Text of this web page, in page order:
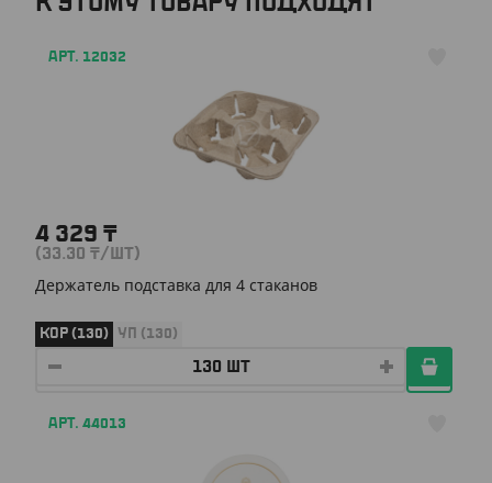
АРТ. 12032
4 329 ₸
(33.30 ₸/ШТ)
Держатель подставка для 4 стаканов
КОР (130) УП (130)
АРТ. 44013